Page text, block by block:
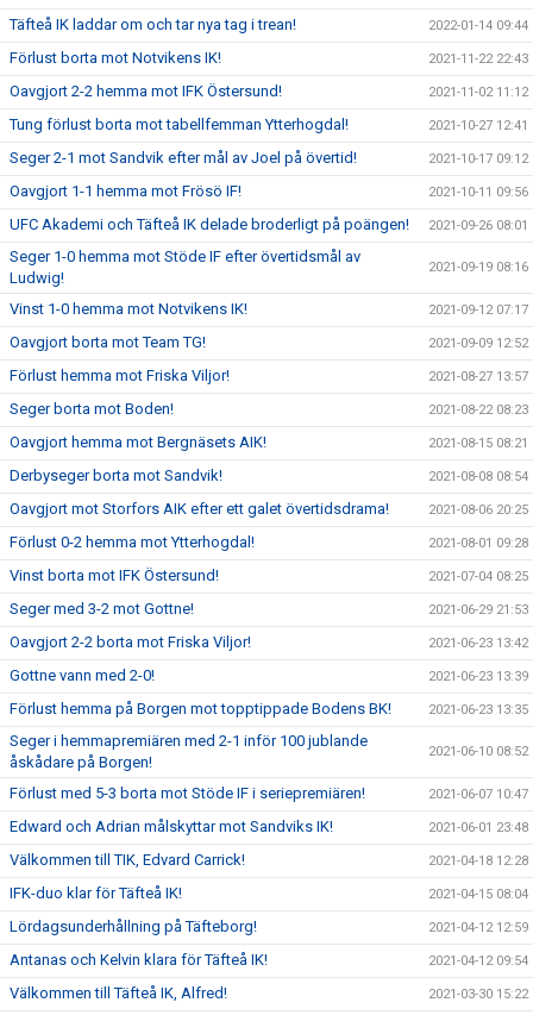
Täfteå IK laddar om och tar nya tag i trean! 2022-01-14 09:44
Förlust borta mot Notvikens IK! 2021-11-22 22:43
Oavgjort 2-2 hemma mot IFK Östersund! 2021-11-02 11:12
Tung förlust borta mot tabellfemman Ytterhogdal! 2021-10-27 12:41
Seger 2-1 mot Sandvik efter mål av Joel på övertid! 2021-10-17 09:12
Oavgjort 1-1 hemma mot Frösö IF! 2021-10-11 09:56
UFC Akademi och Täfteå IK delade broderligt på poängen! 2021-09-26 08:01
Seger 1-0 hemma mot Stöde IF efter övertidsmål av
Ludwig!
2021-09-19 08:16
Vinst 1-0 hemma mot Notvikens IK! 2021-09-12 07:17
Oavgjort borta mot Team TG! 2021-09-09 12:52
Förlust hemma mot Friska Viljor! 2021-08-27 13:57
Seger borta mot Boden! 2021-08-22 08:23
Oavgjort hemma mot Bergnäsets AIK! 2021-08-15 08:21
Derbyseger borta mot Sandvik! 2021-08-08 08:54
Oavgjort mot Storfors AIK efter ett galet övertidsdrama! 2021-08-06 20:25
Förlust 0-2 hemma mot Ytterhogdal! 2021-08-01 09:28
Vinst borta mot IFK Östersund! 2021-07-04 08:25
Seger med 3-2 mot Gottne! 2021-06-29 21:53
Oavgjort 2-2 borta mot Friska Viljor! 2021-06-23 13:42
Gottne vann med 2-0! 2021-06-23 13:39
Förlust hemma på Borgen mot topptippade Bodens BK! 2021-06-23 13:35
Seger i hemmapremiären med 2-1 inför 100 jublande
åskådare på Borgen!
2021-06-10 08:52
Förlust med 5-3 borta mot Stöde IF i seriepremiären! 2021-06-07 10:47
Edward och Adrian målskyttar mot Sandviks IK! 2021-06-01 23:48
Välkommen till TIK, Edvard Carrick! 2021-04-18 12:28
IFK-duo klar för Täfteå IK! 2021-04-15 08:04
Lördagsunderhållning på Täfteborg! 2021-04-12 12:59
Antanas och Kelvin klara för Täfteå IK! 2021-04-12 09:54
Välkommen till Täfteå IK, Alfred! 2021-03-30 15:22